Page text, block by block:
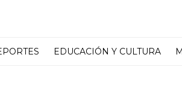
EDUCACIÓN Y CULTURA